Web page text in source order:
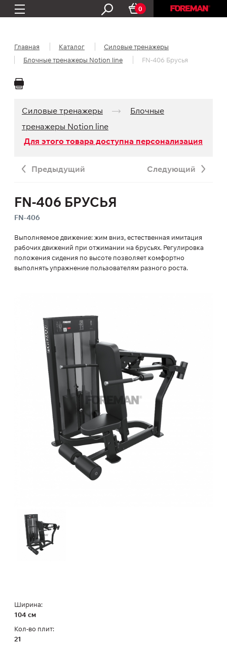
0
Главная Каталог
Силовые тренажеры
Блочные тренажеры Notion line
FN-406 Брусья
Силовые тренажеры
Блочные
тренажеры Notion line
Для этого товара доступна персонализация
Предыдущий Следующий
FN-406 БРУСЬЯ
FN-406
Выполняемое движение: жим вниз, естественная имитация
рабочих движений при отжимании на брусьях. Регулировка
положения сидения по высоте позволяет комфортно
выполнять упражнение пользователям разного роста.
Ширина:
104 см
Кол-во плит:
21